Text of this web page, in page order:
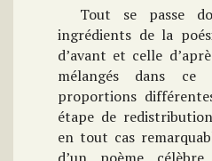
Tout se passe
ingrédients de la
d’avant et celle
mélangés dans ce
proportions
étape de
en tout cas